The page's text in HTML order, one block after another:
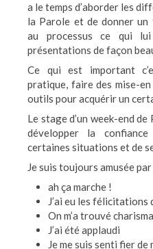
a le temps d’aborder les
la Parole et de donner un
au processus ce qui lui
présentations de façon
Ce qui est important
pratique, faire des mise-
outils pour acquérir un
Le stage d’un week-end
développer la
certaines situations et de
Je suis toujours amusée
ah ça marche !
J’ai eu les félicitations
On m’a trouvé
J’ai été applaudi
Je me suis senti fier de